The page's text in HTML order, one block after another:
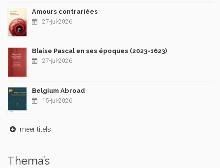
Amours contrariées
27-jul-2026
Blaise Pascal en ses époques (2023-1623)
27-jul-2026
Belgium Abroad
15-jul-2026
meer titels
Thema’s